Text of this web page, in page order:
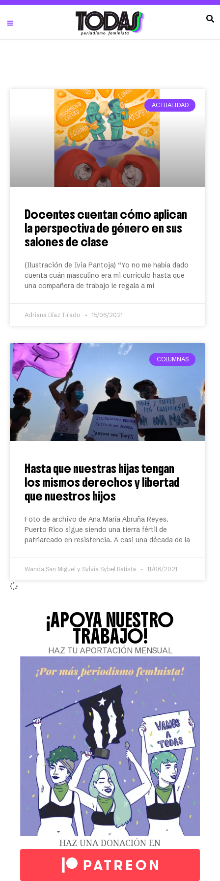
ACTUALIDAD
Docentes cuentan cómo aplican
la perspectiva de género en sus
salones de clase
(Ilustración de Ivia Pantoja) “Yo no me había dado
cuenta cuán masculino era mi currículo hasta que
una compañera de trabajo le regala a mi
Adriana Díaz Tirado 15/06/2021
COLUMNAS
Hasta que nuestras hijas tengan
los mismos derechos y libertad
que nuestros hijos
Foto de archivo de Ana María Abruña Reyes.
Puerto Rico sigue siendo una tierra fértil de
patriarcado en resistencia. A casi una década de la
Wanda San Miguel y Sylvia Sybel Batista 11/06/2021
¡APOYA NUESTRO
TRABAJO!
HAZ TU APORTACIÓN MENSUAL
HAZ UNA DONACIÓN EN